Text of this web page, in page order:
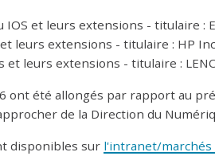
et leurs extensions - titulaire :
leurs extensions - titulaire : HP
leurs extensions - titulaire :
ont été allongés par rapport au
de la Direction du
disponibles sur l'intranet/